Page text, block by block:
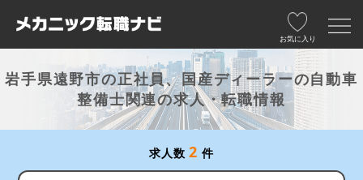
お気に入り
岩手県遠野市の正社員、国産ディーラーの自動車
整備士関連の求人・転職情報
求人数 2 件